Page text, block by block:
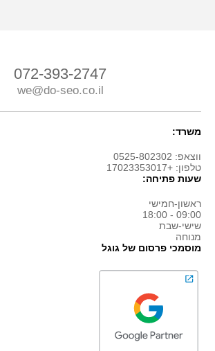
072-393-2747
we@do-seo.co.il
משרד:
ווצאפ: 0525-802302
טלפון: +17023353017
שעות פתיחה:
ראשון-חמישי
09:00 - 18:00
שישי-שבת
מנוחה
מוסמכי פרסום של גוגל